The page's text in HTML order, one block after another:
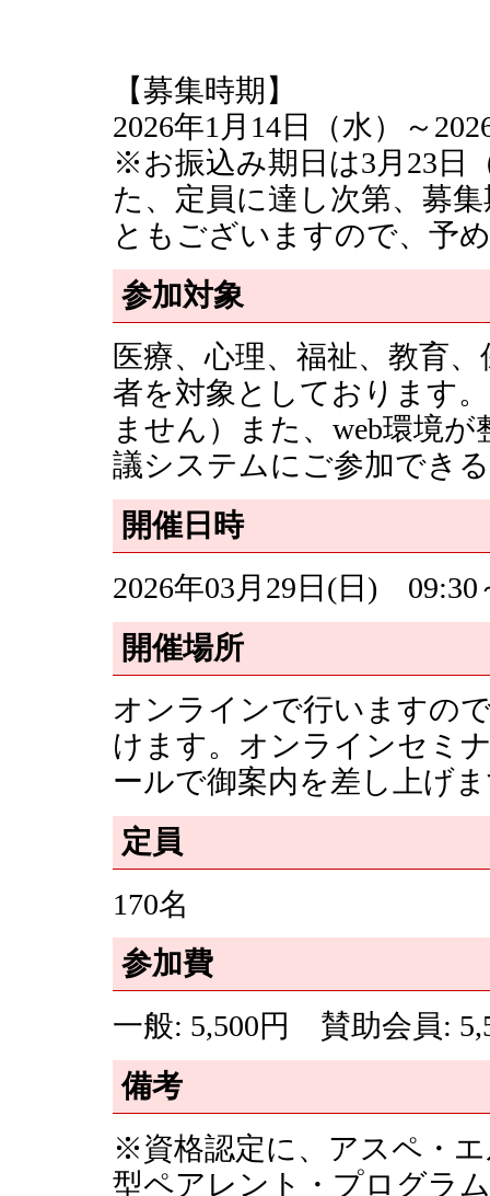
【募集時期】
2026年1月14日（水）～
※お振込み期日は3月23日
た、定員に達し次第、募
ともございますので、予
参加対象
医療、心理、福祉、教育
者を対象としております
ません）また、web環境
議システムにご参加でき
開催日時
2026年03月29日(日) 09:30
開催場所
オンラインで行いますの
けます。オンラインセミ
ールで御案内を差し上げ
定員
170名
参加費
一般: 5,500円 賛助会員:
備考
※資格認定に、アスペ・
型ペアレント・プログラ